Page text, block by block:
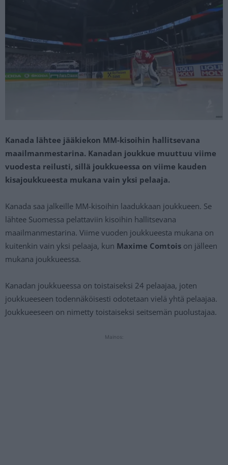
Kanada lähtee jääkiekon MM-kisoihin hallitsevana
maailmanmestarina. Kanadan joukkue muuttuu viime
vuodesta reilusti, sillä joukkueessa on viime kauden
kisajoukkueesta mukana vain yksi pelaaja.
Kanada saa jalkeille MM-kisoihin laadukkaan joukkueen. Se
lähtee Suomessa pelattaviin kisoihin hallitsevana
maailmanmestarina. Viime vuoden joukkueesta mukana on
kuitenkin vain yksi pelaaja, kun Maxime Comtois on jälleen
mukana joukkueessa.
Kanadan joukkueessa on toistaiseksi 24 pelaajaa, joten
joukkueeseen todennäköisesti odotetaan vielä yhtä pelaajaa.
Joukkueeseen on nimetty toistaiseksi seitsemän puolustajaa.
Mainos: